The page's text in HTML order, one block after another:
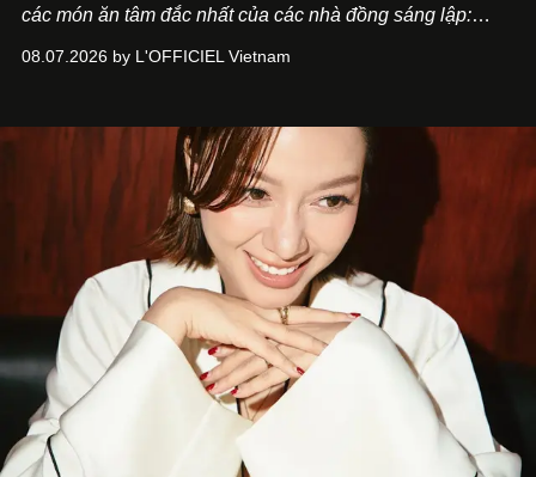
các món ăn tâm đắc nhất của các nhà đồng sáng lập:
mang đến niềm vui cho thực khách.
08.07.2026 by L'OFFICIEL Vietnam